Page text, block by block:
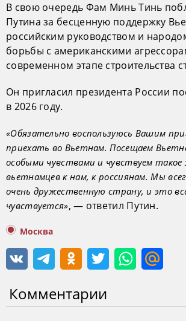
В свою очередь Фам Минь Тинь
Путина за бесценную поддержку
российским руководством и
борьбы с американскими
современном этапе строительства
Он пригласил президента России
в 2026 году.
«Обязательно воспользуюсь Вашим
приехать во Вьетнам. Посещаем
особыми чувствами и чувствуем
вьетнамцев к нам, к россиянам. Мы
очень дружественную страну, и это
чувствуется», — ответил Путин.
Москва
Комментарии